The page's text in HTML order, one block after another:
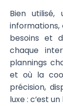
Bien
informations,
besoins et
chaque
plannings
et où la
précision,
luxe : c’est